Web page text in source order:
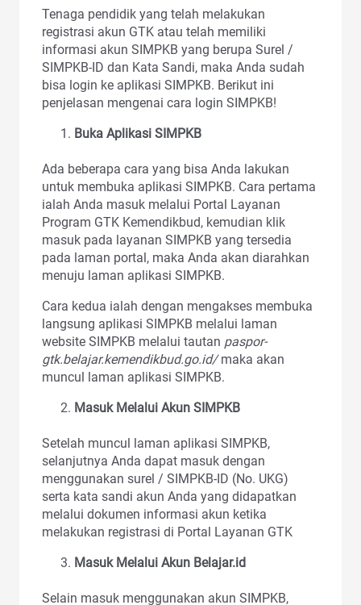
Tenaga pendidik yang telah melakukan
registrasi akun GTK atau telah memiliki
informasi akun SIMPKB yang berupa Surel /
SIMPKB-ID dan Kata Sandi, maka Anda sudah
bisa login ke aplikasi SIMPKB. Berikut ini
penjelasan mengenai cara login SIMPKB!
Buka Aplikasi SIMPKB
Ada beberapa cara yang bisa Anda lakukan
untuk membuka aplikasi SIMPKB. Cara pertama
ialah Anda masuk melalui Portal Layanan
Program GTK Kemendikbud, kemudian klik
masuk pada layanan SIMPKB yang tersedia
pada laman portal, maka Anda akan diarahkan
menuju laman aplikasi SIMPKB.
Cara kedua ialah dengan mengakses membuka
langsung aplikasi SIMPKB melalui laman
website SIMPKB melalui tautan paspor-
gtk.belajar.kemendikbud.go.id/maka akan
muncul laman aplikasi SIMPKB.
Masuk Melalui Akun SIMPKB
Setelah muncul laman aplikasi SIMPKB,
selanjutnya Anda dapat masuk dengan
menggunakan surel / SIMPKB-ID (No. UKG)
serta kata sandi akun Anda yang didapatkan
melalui dokumen informasi akun ketika
melakukan registrasi di Portal Layanan GTK
Masuk Melalui Akun Belajar.id
Selain masuk menggunakan akun SIMPKB,